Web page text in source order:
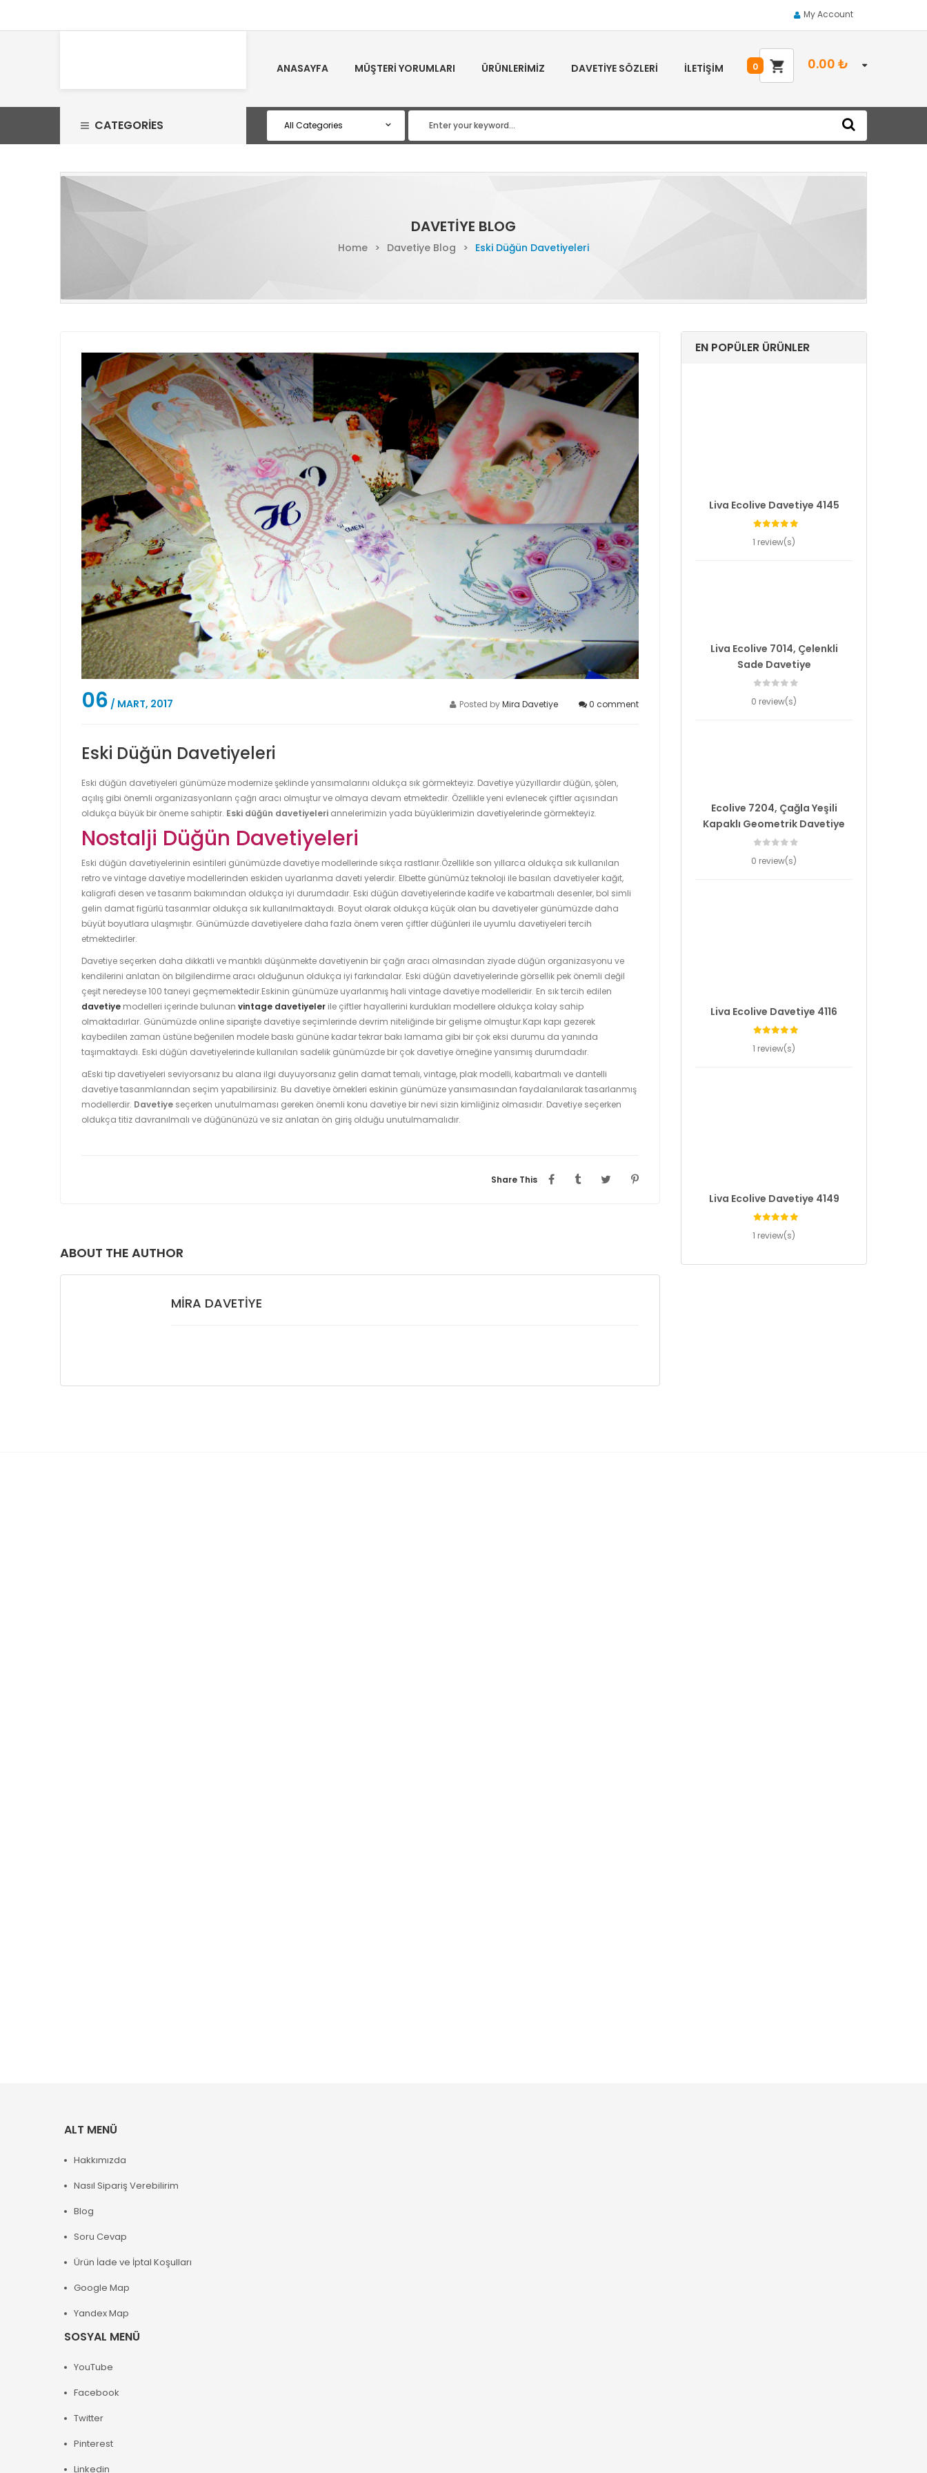
My Account
ANASAYFA MÜŞTERI YORUMLARI ÜRÜNLERIMIZ DAVETIYE SÖZLERI İLETIŞIM 0.00 ₺
0
CATEGORIES
DAVETIYE BLOG
Home > Davetiye Blog > Eski Düğün Davetiyeleri
06 / MART, 2017 0 comment
Posted byMira Davetiye
Eski Düğün Davetiyeleri
Eski düğün davetiyeleri günümüze modernize şeklinde yansımalarını oldukça sık görmekteyiz. Davetiye yüzyıllardır düğün, şölen,
açılış gibi önemli organizasyonların çağrı aracı olmuştur ve olmaya devam etmektedir. Özellikle yeni evlenecek çiftler açısından
oldukça büyük bir öneme sahiptir. Eski düğün davetiyeleri annelerimizin yada büyüklerimizin davetiyelerinde görmekteyiz.
Nostalji Düğün Davetiyeleri
Eski düğün davetiyelerinin esintileri günümüzde davetiye modellerinde sıkça rastlanır.Özellikle son yıllarca oldukça sık kullanılan
retro ve vintage davetiye modellerinden eskiden uyarlanma daveti yelerdir. Elbette günümüz teknoloji ile basılan davetiyeler kağıt,
kaligrafi desen ve tasarım bakımından oldukça iyi durumdadır. Eski düğün davetiyelerinde kadife ve kabartmalı desenler, bol simli
gelin damat figürlü tasarımlar oldukça sık kullanılmaktaydı. Boyut olarak oldukça küçük olan bu davetiyeler günümüzde daha
büyüt boyutlara ulaşmıştır. Günümüzde davetiyelere daha fazla önem veren çiftler düğünleri ile uyumlu davetiyeleri tercih
etmektedirler.
Davetiye seçerken daha dikkatli ve mantıklı düşünmekte davetiyenin bir çağrı aracı olmasından ziyade düğün organizasyonu ve
kendilerini anlatan ön bilgilendirme aracı olduğunun oldukça iyi farkındalar. Eski düğün davetiyelerinde görsellik pek önemli değil
çeşit neredeyse 100 taneyi geçmemektedir.Eskinin günümüze uyarlanmış hali vintage davetiye modelleridir. En sık tercih edilen
davetiye modelleri içerinde bulunan vintage davetiyeler ile çiftler hayallerini kurdukları modellere oldukça kolay sahip
olmaktadırlar. Günümüzde online siparişte davetiye seçimlerinde devrim niteliğinde bir gelişme olmuştur.Kapı kapı gezerek
kaybedilen zaman üstüne beğenilen modele baskı gününe kadar tekrar bakı lamama gibi bir çok eksi durumu da yanında
taşımaktaydı. Eski düğün davetiyelerinde kullanılan sadelik günümüzde bir çok davetiye örneğine yansımış durumdadır.
aEski tip davetiyeleri seviyorsanız bu alana ilgi duyuyorsanız gelin damat temalı, vintage, plak modelli, kabartmalı ve dantelli
davetiye tasarımlarından seçim yapabilirsiniz. Bu davetiye örnekleri eskinin günümüze yansımasından faydalanılarak tasarlanmış
modellerdir. Davetiye seçerken unutulmaması gereken önemli konu davetiye bir nevi sizin kimliğiniz olmasıdır. Davetiye seçerken
oldukça titiz davranılmalı ve düğününüzü ve siz anlatan ön giriş olduğu unutulmamalıdır.
Share This
ABOUT THE AUTHOR
MIRA DAVETIYE
EN POPÜLER ÜRÜNLER
Liva Ecolive Davetiye 4145
1 review(s)
Liva Ecolive 7014, Çelenkli
Sade Davetiye
0 review(s)
Ecolive 7204, Çağla Yeşili
Kapaklı Geometrik Davetiye
0 review(s)
Liva Ecolive Davetiye 4116
1 review(s)
Liva Ecolive Davetiye 4149
1 review(s)
ALT MENÜ
Hakkımızda
Nasıl Sipariş Verebilirim
Blog
Soru Cevap
Ürün İade ve İptal Koşulları
Google Map
Yandex Map
SOSYAL MENÜ
YouTube
Facebook
Twitter
Pinterest
Linkedin